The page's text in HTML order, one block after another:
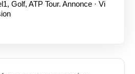
Golf, ATP Tour. Annonce · Vi